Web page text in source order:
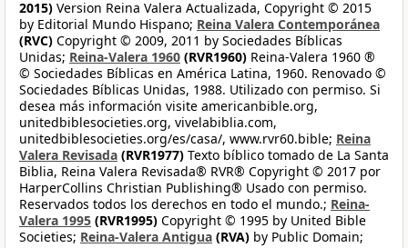
2015) Version Reina Valera Actualizada, Copyright © 2015
by Editorial Mundo Hispano; Reina Valera Contemporánea
(RVC) Copyright © 2009, 2011 by Sociedades Bíblicas
Unidas; Reina-Valera 1960 (RVR1960) Reina-Valera 1960 ®
© Sociedades Bíblicas en América Latina, 1960. Renovado ©
Sociedades Bíblicas Unidas, 1988. Utilizado con permiso. Si
desea más información visite americanbible.org,
unitedbiblesocieties.org, vivelabiblia.com,
unitedbiblesocieties.org/es/casa/, www.rvr60.bible; Reina
Valera Revisada (RVR1977) Texto bíblico tomado de La Santa
Biblia, Reina Valera Revisada® RVR® Copyright © 2017 por
HarperCollins Christian Publishing® Usado con permiso.
Reservados todos los derechos en todo el mundo.; Reina-
Valera 1995 (RVR1995) Copyright © 1995 by United Bible
Societies; Reina-Valera Antigua (RVA) by Public Domain;